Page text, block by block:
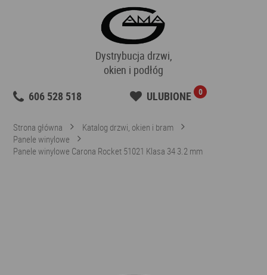
Dystrybucja drzwi,
okien i podłóg
606 528 518
ULUBIONE 0
Strona główna
Katalog drzwi, okien i bram
Panele winylowe
Panele winylowe Carona Rocket 51021 Klasa 34 3.2 mm